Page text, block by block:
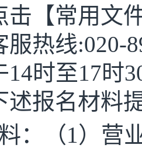
击【常用文
服热线:020-
14时至17时
述报名材料
：（1）营